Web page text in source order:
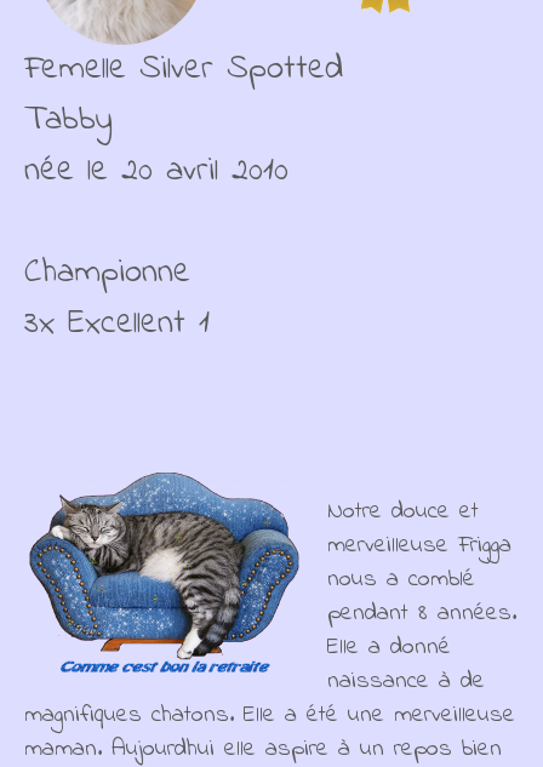
Femelle Silver Spotted
Tabby
née le 20 avril 2010
Championne
3x Excellent 1
Notre douce et
merveilleuse Frigga
nous a comblé
pendant 8 années.
Elle a donné
naissance à de
magnifiques chatons. Elle a été une merveilleuse
maman. Aujourdhui elle aspire à un repos bien